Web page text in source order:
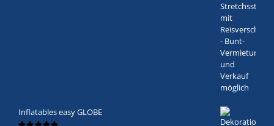
Inflatables easy GLOBE